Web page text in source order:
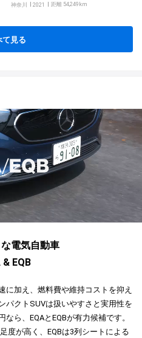
神奈川 2021 距離 54,249km
て見る
電気自動車
& EQB
に加え、燃料費や維持コストを抑え
パクトSUVは扱いやすさと実用性を
ら、EQAとEQBが有力候補です。
度が高く、EQBは3列シートによる